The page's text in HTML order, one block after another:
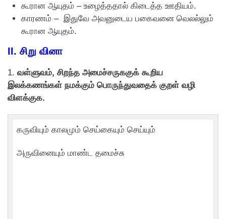
கூரான ஆயுதம் – உழைத்ததால் கிடைத்த ஊதியம்.
காரணம் – இதுவே அவனுடைய பகைவனை வெலல்லும்
கூரான ஆயுதம்.
II. சிறு வினா
1. வள்ளுவம், சிறந்த அமைச்சருககுக் கூறிய
இலக்கணங்கள் நமக்கும் பாெருந்துவதைக் குறள் வழி
விளக்குக.
கருவியும் காலமும் செய்கையும் செய்யும்
அருவினையும் மாண்ட தமைச்சு